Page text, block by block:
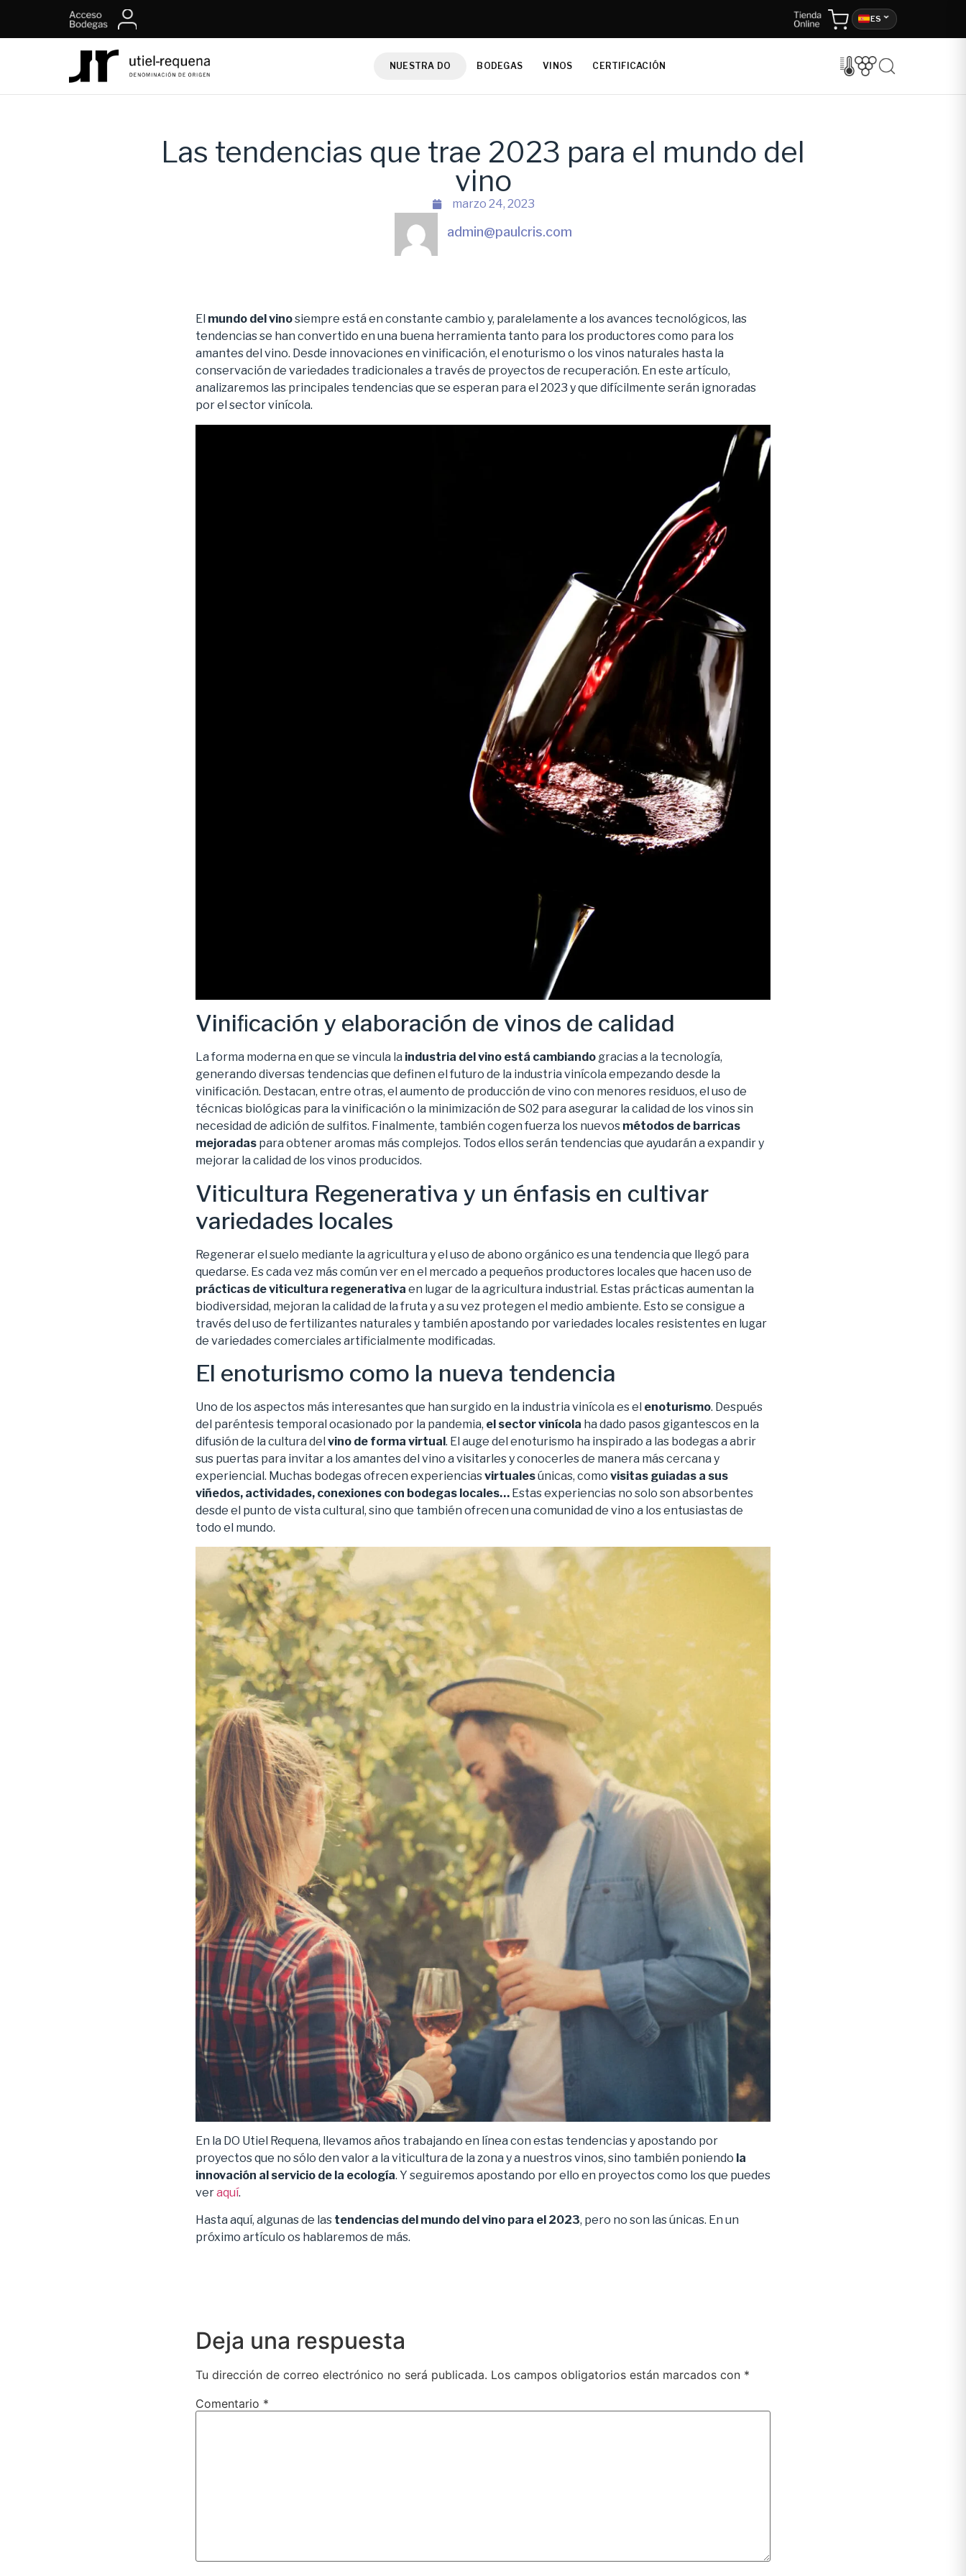
ES
NUESTRA DO BODEGAS VINOS CERTIFICACIÓN
Las tendencias que trae 2023 para el mundo del
vino
marzo 24, 2023
admin@paulcris.com
El mundo del vinosiempre está en constante cambio y, paralelamente a los avances tecnológicos, las
tendencias se han convertido en una buena herramienta tanto para los productores como para los
amantes del vino. Desde innovaciones en vinificación, el enoturismo o los vinos naturales hasta la
conservación de variedades tradicionales a través de proyectos de recuperación. En este artículo,
analizaremos las principales tendencias que se esperan para el 2023 y que difícilmente serán ignoradas
por el sector vinícola.
Viniﬁcación y elaboración de vinos de calidad
La forma moderna en que se vincula la industria del vino está cambiando gracias a la tecnología,
generando diversas tendencias que definen el futuro de la industria vinícola empezando desde la
vinificación. Destacan, entre otras, el aumento de producción de vino con menores residuos, el uso de
técnicas biológicas para la vinificación o la minimización de S02 para asegurar la calidad de los vinos sin
necesidad de adición de sulfitos. Finalmente, también cogen fuerza los nuevos métodos de barricas
mejoradas para obtener aromas más complejos. Todos ellos serán tendencias que ayudarán a expandir y
mejorar la calidad de los vinos producidos.
Viticultura Regenerativa y un énfasis en cultivar
variedades locales
Regenerar el suelo mediante la agricultura y el uso de abono orgánico es una tendencia que llegó para
quedarse. Es cada vez más común ver en el mercado a pequeños productores locales que hacen uso de
prácticas de viticultura regenerativa en lugar de la agricultura industrial. Estas prácticas aumentan la
biodiversidad, mejoran la calidad de la fruta y a su vez protegen el medio ambiente. Esto se consigue a
través del uso de fertilizantes naturales y también apostando por variedades locales resistentes en lugar
de variedades comerciales artificialmente modificadas.
El enoturismo como la nueva tendencia
Uno de los aspectos más interesantes que han surgido en la industria vinícola es el enoturismo. Después
del paréntesis temporal ocasionado por la pandemia, el sector vinícola ha dado pasos gigantescos en la
difusión de la cultura del vino de forma virtual. El auge del enoturismo ha inspirado a las bodegas a abrir
sus puertas para invitar a los amantes del vino a visitarles y conocerles de manera más cercana y
experiencial. Muchas bodegas ofrecen experienciasvirtualesúnicas, como visitas guiadas a sus
viñedos, actividades, conexiones con bodegas locales… Estas experiencias no solo son absorbentes
desde el punto de vista cultural, sino que también ofrecen una comunidad de vino a los entusiastas de
todo el mundo.
En la DO Utiel Requena, llevamos años trabajando en línea con estas tendencias y apostando por
proyectos que no sólo den valor a la viticultura de la zona y a nuestros vinos, sino también poniendo la
innovación al servicio de la ecología. Y seguiremos apostando por ello en proyectos como los que puedes
veraquí.
Hasta aquí, algunas de las tendencias del mundo del vino para el 2023, pero no son las únicas. En un
próximo artículo os hablaremos de más.
Deja una respuesta
Tu dirección de correo electrónico no será publicada. Los campos obligatorios están marcados con *
Comentario *